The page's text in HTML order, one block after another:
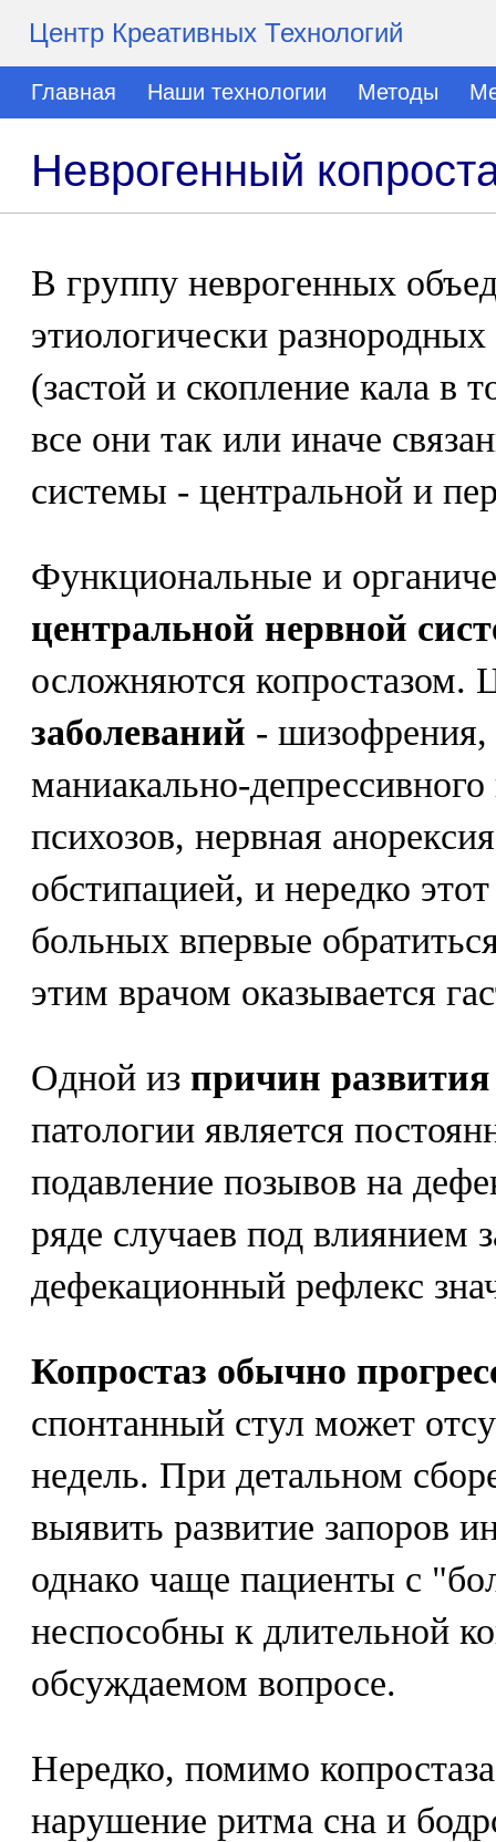
Центр Креативных Технологий
Главная Наши технологии Методы
Неврогенный
В группу неврогенных
этиологически
(застой и скопление кала в
все они так или иначе
системы - центральной и
Функциональные и
центральной нервной
осложняются копростазом.
заболеваний - шизофрения,
маниакально-
психозов, нервная
обстипацией, и нередко
больных впервые
этим врачом оказывается
Одной из причин развития
патологии является
подавление позывов на
ряде случаев под влиянием
дефекационный рефлекс
Копростаз обычно
спонтанный стул может
недель. При детальном
выявить развитие запоров
однако чаще пациенты с
неспособны к длительной
обсуждаемом вопросе.
Нередко, помимо
нарушение ритма сна и